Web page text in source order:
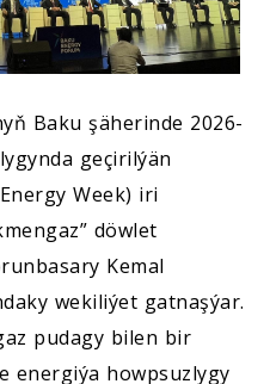
Baku şäherinde 2026-
geçirilýän
Week) iri
döwlet
Kemal
wekiliýet gatnaşýar.
pudagy bilen bir
energiýa howpsuzlygy